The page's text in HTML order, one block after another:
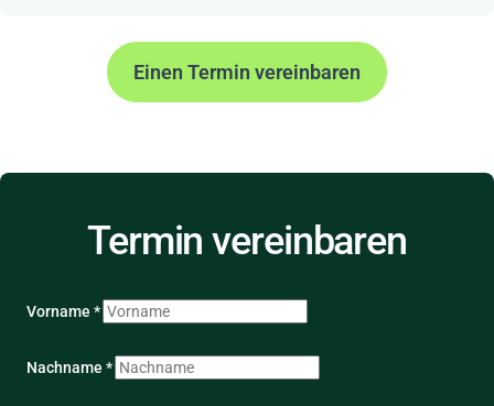
Einen Termin vereinbaren
Termin vereinbaren
Vorname *
Nachname *